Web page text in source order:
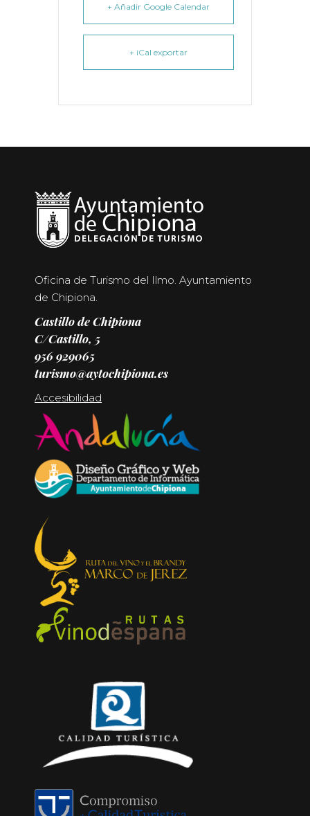
+ Añadir Google Calendar
+ iCal exportar
Oficina de Turismo del Ilmo. Ayuntamiento
de Chipiona.
Castillo de Chipiona
C/Castillo, 5
956 929065
turismo@aytochipiona.es
Accesibilidad